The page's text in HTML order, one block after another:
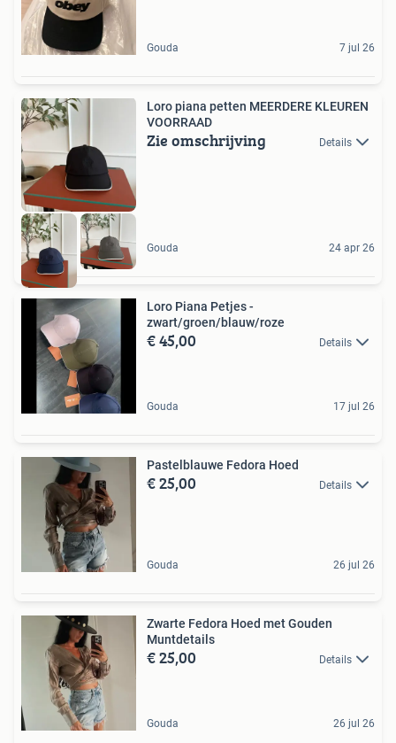
Gouda 7 jul 26
Loro piana petten MEERDERE KLEUREN
VOORRAAD
Zie omschrijving Details
Gouda 24 apr 26
Loro Piana Petjes -
zwart/groen/blauw/roze
€ 45,00 Details
Gouda 17 jul 26
Pastelblauwe Fedora Hoed
€ 25,00 Details
Gouda 26 jul 26
Zwarte Fedora Hoed met Gouden
Muntdetails
€ 25,00 Details
Gouda 26 jul 26